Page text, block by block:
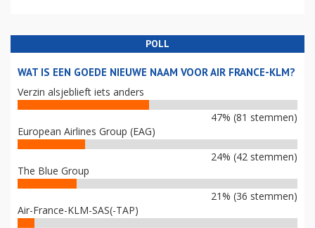
POLL
WAT IS EEN GOEDE NIEUWE NAAM VOOR AIR FRANCE-KLM?
Verzin alsjeblieft iets anders
47% (81 stemmen)
European Airlines Group (EAG)
24% (42 stemmen)
The Blue Group
21% (36 stemmen)
Air-France-KLM-SAS(-TAP)